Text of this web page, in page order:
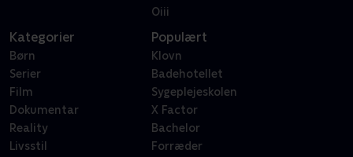
Oiii
Kategorier
Børn
Serier
Film
Dokumentar
Reality
Livsstil
Populært
Klovn
Badehotellet
Sygeplejeskolen
X Factor
Bachelor
Forræder